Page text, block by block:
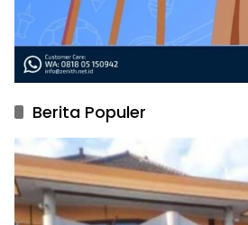
Berita Populer